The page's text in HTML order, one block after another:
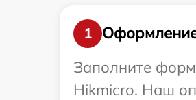
1
Заполните
Hikmicro. Наш